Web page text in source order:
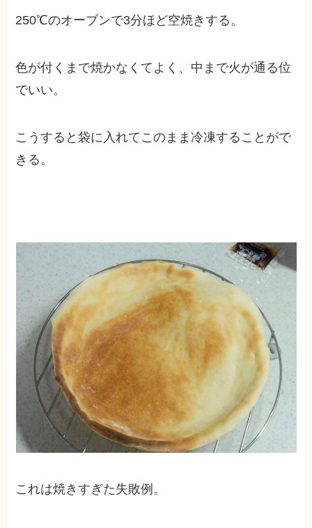
250℃のオーブンで3分ほど空焼きする。
色が付くまで焼かなくてよく、中まで火が通る位
でいい。
こうすると袋に入れてこのまま冷凍することがで
きる。
これは焼きすぎた失敗例。